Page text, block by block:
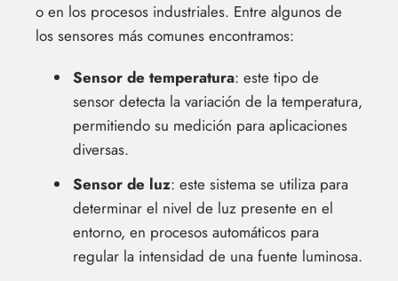
o en los procesos industriales. Entre algunos de
los sensores más comunes encontramos:
Sensor de temperatura: este tipo de
sensor detecta la variación de la temperatura,
permitiendo su medición para aplicaciones
diversas.
Sensor de luz: este sistema se utiliza para
determinar el nivel de luz presente en el
entorno, en procesos automáticos para
regular la intensidad de una fuente luminosa.